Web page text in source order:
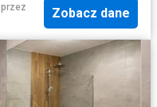
przez
Zobacz dane